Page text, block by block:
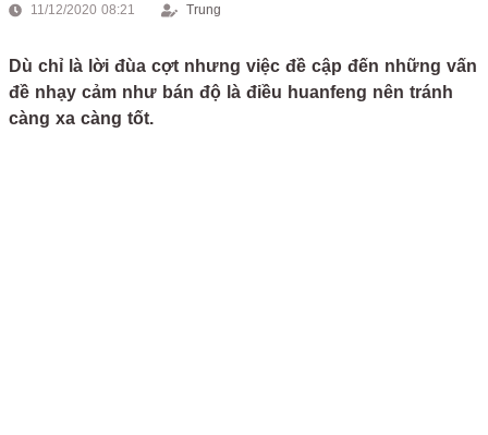
11/12/2020 08:21 Trung
Dù chỉ là lời đùa cợt nhưng việc đề cập đến những vấn
đề nhạy cảm như bán độ là điều huanfeng nên tránh
càng xa càng tốt.